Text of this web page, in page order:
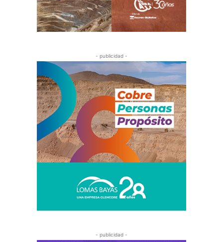
- publicidad -
- publicidad -